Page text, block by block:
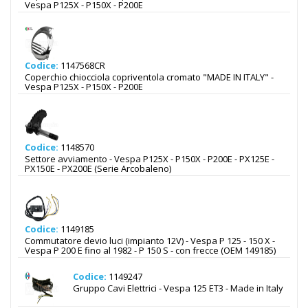
Vespa P125X - P150X - P200E
Codice: 1147568CR
Coperchio chiocciola copriventola cromato "MADE IN ITALY" -
Vespa P125X - P150X - P200E
Codice: 1148570
Settore avviamento - Vespa P125X - P150X - P200E - PX125E -
PX150E - PX200E (Serie Arcobaleno)
Codice: 1149185
Commutatore devio luci (impianto 12V) - Vespa P 125 - 150 X -
Vespa P 200 E fino al 1982 - P 150 S - con frecce (OEM 149185)
Codice: 1149247
Gruppo Cavi Elettrici - Vespa 125 ET3 - Made in Italy